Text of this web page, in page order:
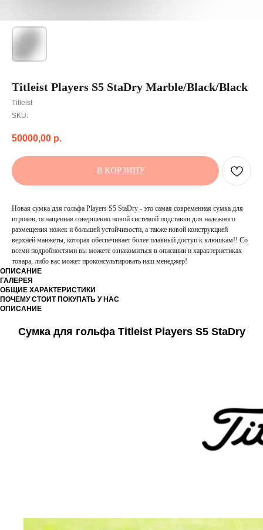
Titleist Players S5 StaDry Marble/Black/Black
Titleist
SKU:
50000,00 р.
В КОРЗИНУ
Новая сумка для гольфа Players S5 StaDry - это самая современная сумка для
игроков, оснащенная совершенно новой системой подставки для надежного
размещения ножек и большей устойчивости, а также новой конструкцией
верхней манжеты, которая обеспечивает более плавный доступ к клюшкам!! Со
всеми подробностями вы можете ознакомиться в описании и характеристиках
товара, либо вас может проконсультировать наш менеджер!
ОПИСАНИЕ
ГАЛЕРЕЯ
ОБЩИЕ ХАРАКТЕРИСТИКИ
ПОЧЕМУ СТОИТ ПОКУПАТЬ У НАС
ОПИСАНИЕ
Сумка для гольфа Titleist Players S5 StaDry